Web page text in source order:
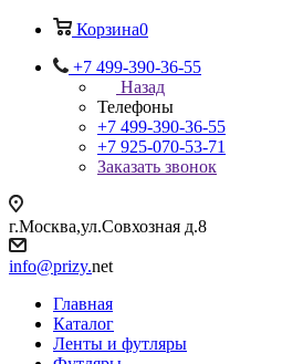
Корзина0
+7 499-390-36-55
Назад
Телефоны
+7 499-390-36-55
+7 925-070-53-71
Заказать звонок
г.Москва,ул.Совхозная д.8
info@prizy.net
Главная
Каталог
Ленты и футляры